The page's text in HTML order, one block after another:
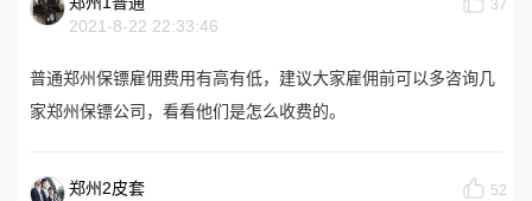
2021-8-22 22:33:46
37
普通郑州保镖雇佣费用有高有低，建议大家雇佣前可以多咨询几
家郑州保镖公司，看看他们是怎么收费的。
郑州2皮套
52